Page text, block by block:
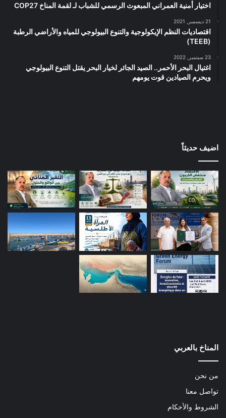
اختيار أمنية العمراني المبعوث الرسمي للشباب لـ لقمة المناخ COP27
21 ديسمبر, 2021
اقتصاديات النظم الإيكولوجية والتنوع البيولوجي للمياه والأراضي الرطبة
(TEEB)
23 سبتمبر, 2022
اغتيال البحر الأحمر.. الصيد الجائر لخيار البحر يقتل التنوع البيولوجي
ويحرم الصيادين قوت يومهم
اضيف حديثاً
المناخ بالعربي
من نحن
تواصل معنا
الشروط والأحكام